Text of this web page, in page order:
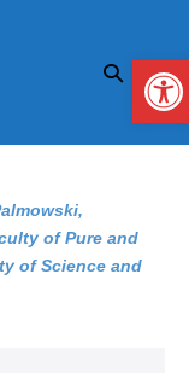
of Pure and
of Science and